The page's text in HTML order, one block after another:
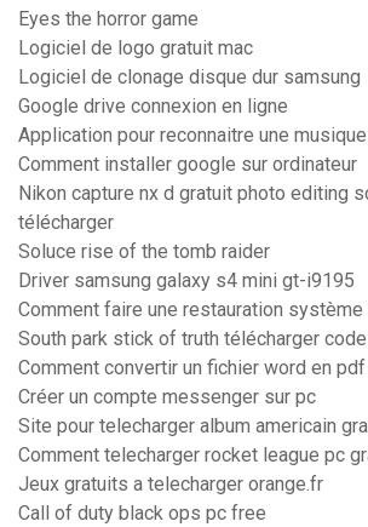
Eyes the horror game
Logiciel de logo gratuit mac
Logiciel de clonage disque dur samsung
Google drive connexion en ligne
Application pour reconnaitre une
Comment installer google sur ordinateur
Nikon capture nx d gratuit photo editing
télécharger
Soluce rise of the tomb raider
Driver samsung galaxy s4 mini gt-i9195
Comment faire une restauration système
South park stick of truth télécharger code
Comment convertir un fichier word en
Créer un compte messenger sur pc
Site pour telecharger album americain
Comment telecharger rocket league pc
Jeux gratuits a telecharger orange.fr
Call of duty black ops pc free